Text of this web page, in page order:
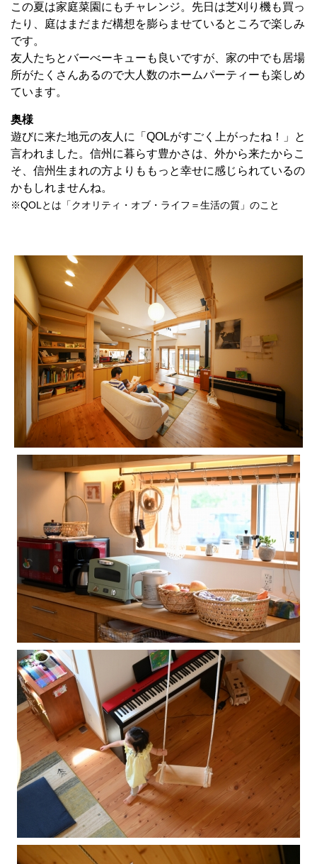
この夏は家庭菜園にもチャレンジ。先日は芝刈り機も買っ
たり、庭はまだまだ構想を膨らませているところで楽しみ
です。
友人たちとバーべーキューも良いですが、家の中でも居場
所がたくさんあるので大人数のホームパーティーも楽しめ
ています。
奥様
遊びに来た地元の友人に「QOLがすごく上がったね！」と
言われました。信州に暮らす豊かさは、外から来たからこ
そ、信州生まれの方よりももっと幸せに感じられているの
かもしれませんね。
※QOLとは「クオリティ・オブ・ライフ＝生活の質」のこと